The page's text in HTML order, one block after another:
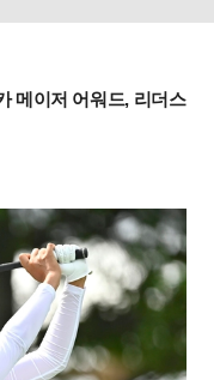
메이저 어워드, 리더스